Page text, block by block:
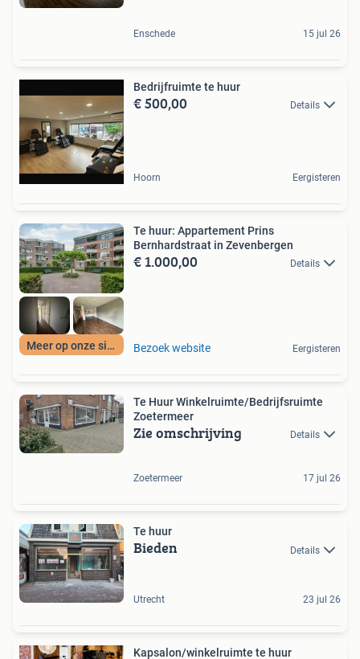
Enschede 15 jul 26
Bedrijfruimte te huur
€ 500,00 Details
Hoorn Eergisteren
Meer op onze site
Te huur: Appartement Prins
Bernhardstraat in Zevenbergen
€ 1.000,00 Details
Bezoek website Eergisteren
Te Huur Winkelruimte/Bedrijfsruimte
Zoetermeer
Zie omschrijving Details
Zoetermeer 17 jul 26
Te huur
Bieden Details
Utrecht 23 jul 26
Kapsalon/winkelruimte te huur